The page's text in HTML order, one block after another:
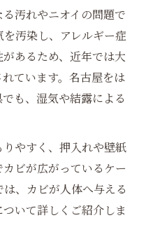
汚れやニオイの問題で
汚染し、アレルギー症
あるため、近年では大
ています。名古屋をは
も、湿気や結露による
やすく、押入れや壁紙
ビが広がっているケー
、カビが人体へ与える
いて詳しくご紹介しま